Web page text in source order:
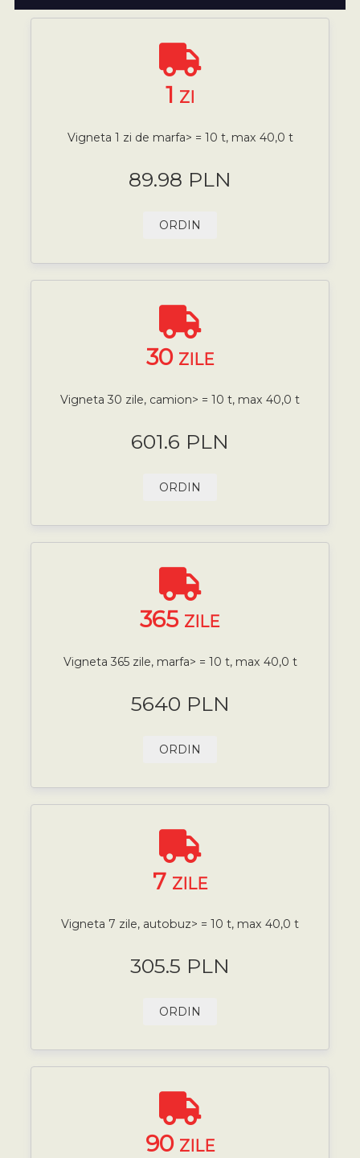
1 ZI
Vigneta 1 zi de marfa> = 10 t, max 40,0 t
89.98 PLN
ORDIN
30 ZILE
Vigneta 30 zile, camion> = 10 t, max 40,0 t
601.6 PLN
ORDIN
365 ZILE
Vigneta 365 zile, marfa> = 10 t, max 40,0 t
5640 PLN
ORDIN
7 ZILE
Vigneta 7 zile, autobuz> = 10 t, max 40,0 t
305.5 PLN
ORDIN
90 ZILE